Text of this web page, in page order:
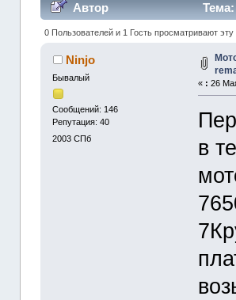
Автор
0 Пользователей и 1 Гость просматривают эту
Ninjo
Бывалый
Сообщений: 146
Репутация: 40
2003 СПб
« : 26
в